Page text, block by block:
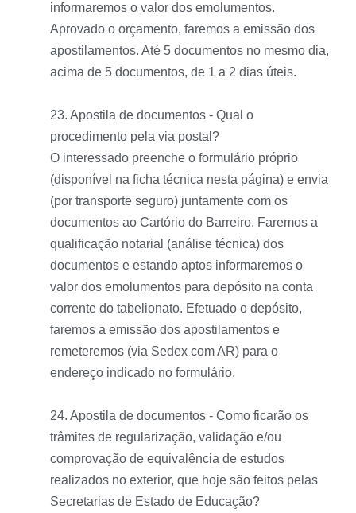
informaremos o valor dos emolumentos.
Aprovado o orçamento, faremos a emissão dos
apostilamentos. Até 5 documentos no mesmo dia,
acima de 5 documentos, de 1 a 2 dias úteis.
23. Apostila de documentos - Qual o
procedimento pela via postal?
O interessado preenche o formulário próprio
(disponível na ficha técnica nesta página) e envia
(por transporte seguro) juntamente com os
documentos ao Cartório do Barreiro. Faremos a
qualificação notarial (análise técnica) dos
documentos e estando aptos informaremos o
valor dos emolumentos para depósito na conta
corrente do tabelionato. Efetuado o depósito,
faremos a emissão dos apostilamentos e
remeteremos (via Sedex com AR) para o
endereço indicado no formulário.
24. Apostila de documentos - Como ficarão os
trâmites de regularização, validação e/ou
comprovação de equivalência de estudos
realizados no exterior, que hoje são feitos pelas
Secretarias de Estado de Educação?